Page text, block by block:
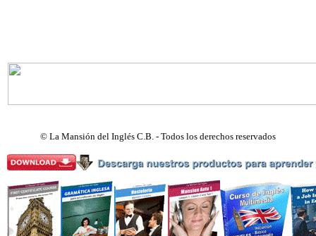
© La Mansión del Inglés C.B. - Todos los derechos reservados